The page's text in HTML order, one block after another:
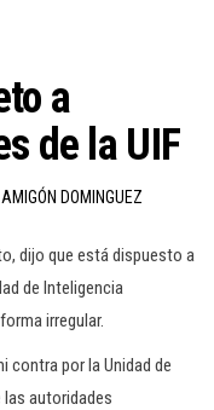
a
de la UIF
DOMINGUEZ
dijo que está dispuesto a
de Inteligencia
irregular.
contra por la Unidad de
autoridades